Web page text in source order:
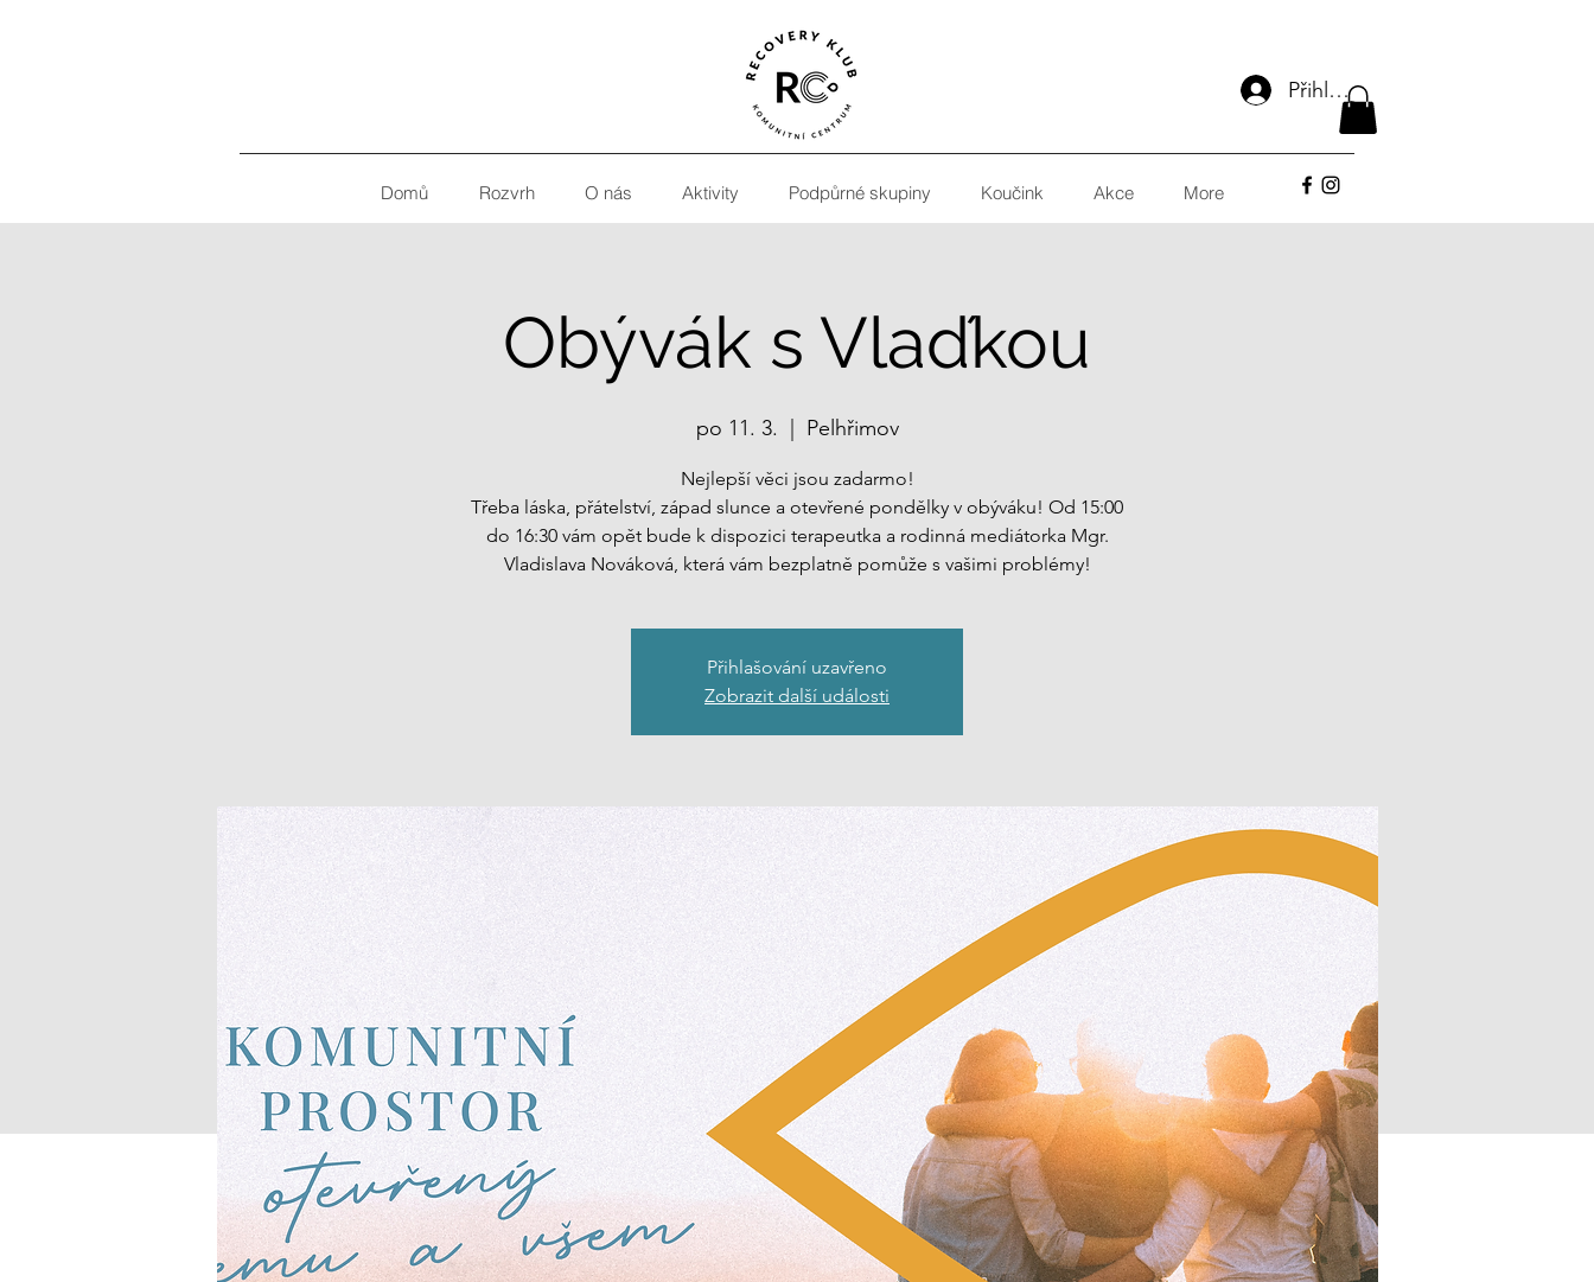
Přihlásit se
Domů Rozvrh O nás Aktivity Podpůrné skupiny Koučink Akce More
Obývák s Vlaďkou
po 11. 3.
  |
Pelhřimov
Nejlepší věci jsou zadarmo!
Třeba láska, přátelství, západ slunce a otevřené pondělky v obýváku! Od 15:00
do 16:30 vám opět bude k dispozici terapeutka a rodinná mediátorka Mgr.
Vladislava Nováková, která vám bezplatně pomůže s vašimi problémy!
Přihlašování uzavřeno
Zobrazit další události